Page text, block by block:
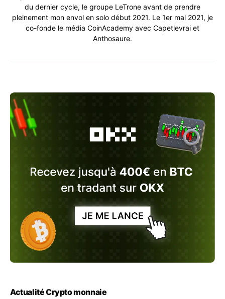
du dernier cycle, le groupe LeTrone avant de prendre
pleinement mon envol en solo début 2021. Le 1er mai 2021, je
co-fonde le média CoinAcademy avec Capetlevrai et
Anthosaure.
Actualité Crypto monnaie